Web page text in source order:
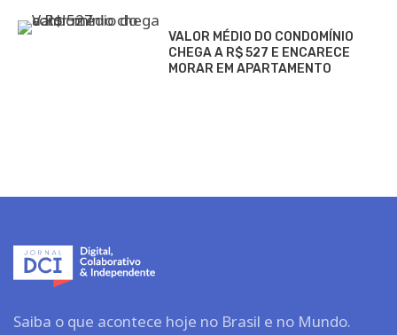
VALOR MÉDIO DO CONDOMÍNIO
CHEGA A R$ 527 E ENCARECE
MORAR EM APARTAMENTO
Saiba o que acontece hoje no Brasil e no Mundo.